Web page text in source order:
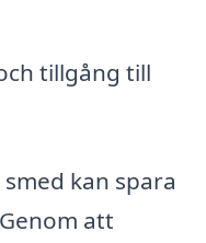
tillgång till
kan spara
att